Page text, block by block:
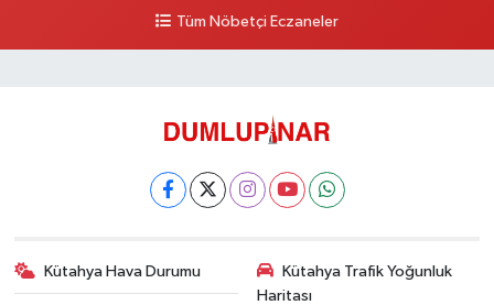
Tüm Nöbetçi Eczaneler
Kütahya Hava Durumu
Kütahya Trafik Yoğunluk
Haritası